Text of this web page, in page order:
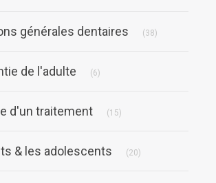
générales dentaires (38)
de l'adulte (6)
d'un traitement (15)
& les adolescents (20)